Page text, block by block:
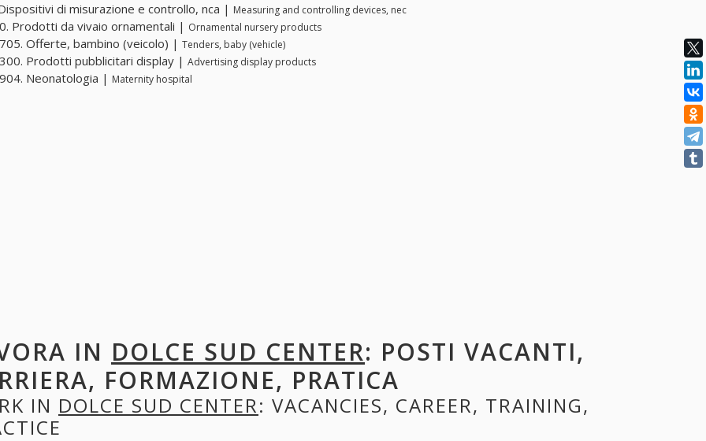
di misurazione e controllo, nca | Measuring and controlling devices, nec
Prodotti da vivaio ornamentali | Ornamental nursery products
Offerte, bambino (veicolo) | Tenders, baby (vehicle)
Prodotti pubblicitari display | Advertising display products
Neonatologia | Maternity hospital
IN DOLCE SUD CENTER: POSTI VACANTI,
FORMAZIONE, PRATICA
IN DOLCE SUD CENTER: VACANCIES, CAREER, TRAINING,